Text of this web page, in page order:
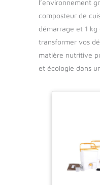
l’environnement
composteur de
démarrage et 1
transformer vos
matière nutritive
et écologie dans